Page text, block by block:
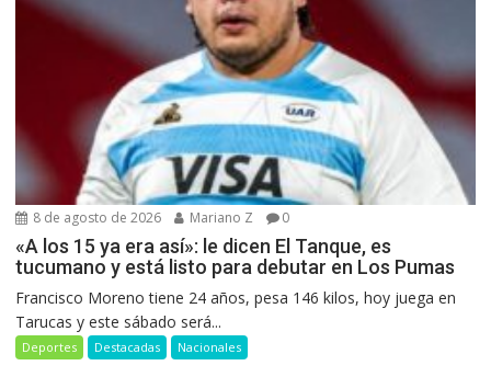
8 de agosto de 2026 Mariano Z 0
«A los 15 ya era así»: le dicen El Tanque, es
tucumano y está listo para debutar en Los Pumas
Francisco Moreno tiene 24 años, pesa 146 kilos, hoy juega en
Tarucas y este sábado será...
Deportes Destacadas Nacionales